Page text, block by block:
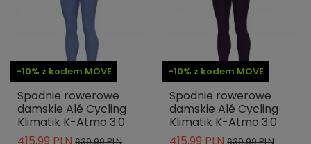
-10% z kodem MOVE
Spodnie rowerowe
damskie Alé Cycling
Klimatik K-Atmo 3.0
415,99 PLN 639,99 PLN
-10% z kodem MOVE
Spodnie rowerowe
damskie Alé Cycling
Klimatik K-Atmo 3.0
415,99 PLN 639,99 PLN